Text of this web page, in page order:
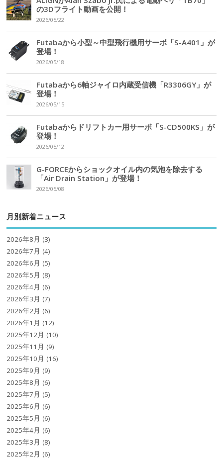
の3Dフライト動画を公開！
2026/05/22
Futabaから小型～中型飛行機用サーボ「S-A401」が
登場！
2026/05/18
Futabaから6軸ジャイロ内蔵受信機「R3306GY」が
登場！
2026/05/15
Futabaからドリフトカー用サーボ「S-CD500KS」が
登場！
2026/05/12
G-FORCEからショックオイル内の気泡を除去する
「Air Drain Station」が登場！
2026/05/08
月別新着ニュース
2026年8月 (3)
2026年7月 (4)
2026年6月 (5)
2026年5月 (8)
2026年4月 (6)
2026年3月 (7)
2026年2月 (6)
2026年1月 (12)
2025年12月 (10)
2025年11月 (9)
2025年10月 (16)
2025年9月 (9)
2025年8月 (6)
2025年7月 (5)
2025年6月 (6)
2025年5月 (6)
2025年4月 (6)
2025年3月 (8)
2025年2月 (6)